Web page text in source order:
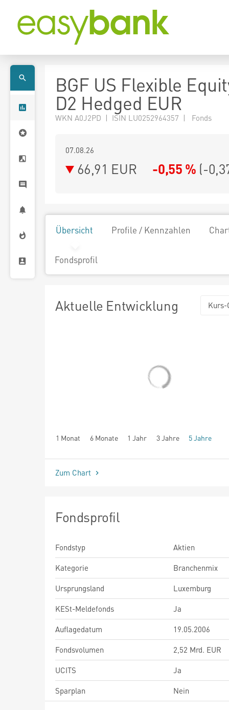
BGF US Flexible
D2 Hedged EUR
WKN A0J2PD | ISIN LU0252964357 | Fonds
07.08.26
66,91 EUR -0,55 % (-
Übersicht Profile / Kennzahlen
Fondsprofil
Aktuelle Entwicklung Kurs-
1 Monat 6 Monate 1 Jahr 3 Jahre 5 Jahre
seit Beginn
Zum Chart
Fondsprofil
Fondstyp
Aktien
Kategorie
Branchenmix
Ursprungsland
Luxemburg
KESt-Meldefonds
Ja
Auflagedatum
19.05.2006
Fondsvolumen
2,52 Mrd. EUR
UCITS
Ja
Sparplan
Nein